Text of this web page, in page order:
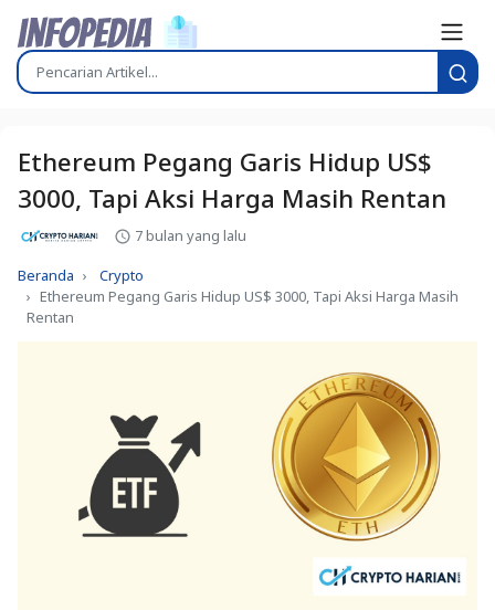
Ethereum Pegang Garis Hidup US$
3000, Tapi Aksi Harga Masih Rentan
7 bulan yang lalu
Beranda
Crypto
Ethereum Pegang Garis Hidup US$ 3000, Tapi Aksi Harga Masih
Rentan